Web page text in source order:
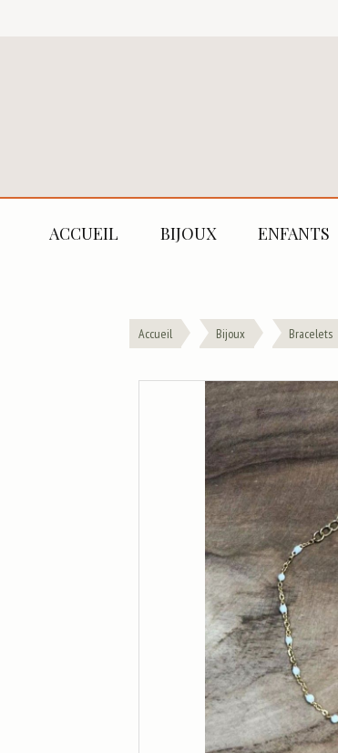
ACCUEIL BIJOUX ENFANTS
Accueil Bijoux Bracelets